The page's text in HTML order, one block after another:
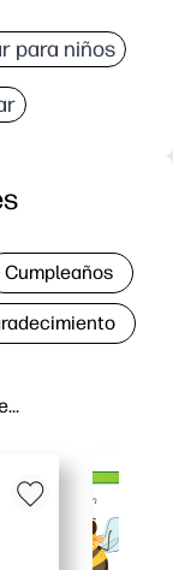
para niños
Cumpleaños